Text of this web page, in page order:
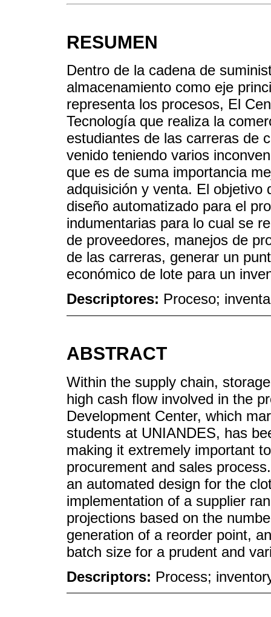
RESUMEN
Dentro de la cadena de
almacenamiento como eje
representa los procesos, El
Tecnología que realiza la
estudiantes de las carreras de
venido teniendo varios
que es de suma importancia
adquisición y venta. El
diseño automatizado para el
indumentarias para lo cual se
de proveedores, manejos de
de las carreras, generar un
económico de lote para un
Descriptores: Proceso;
ABSTRACT
Within the supply chain,
high cash flow involved in the
Development Center, which
students at UNIANDES, has
making it extremely important
procurement and sales
an automated design for the
implementation of a supplier
projections based on the
generation of a reorder point,
batch size for a prudent and
Descriptors: Process;